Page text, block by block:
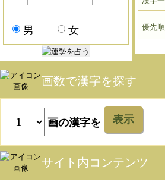
男 女 優先
画数で漢字を探す
画の漢字を 表示
サイト内コンテンツ